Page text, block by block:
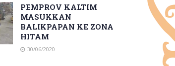
PEMPROV KALTIM
MASUKKAN
BALIKPAPAN KE ZONA
HITAM
30/06/2020